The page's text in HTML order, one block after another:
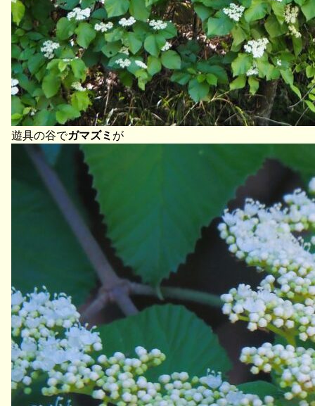
遊具の谷でガマズミ が